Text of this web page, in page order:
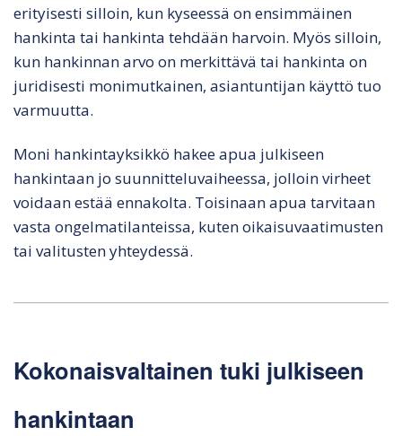
erityisesti silloin, kun kyseessä on ensimmäinen
hankinta tai hankinta tehdään harvoin. Myös silloin,
kun hankinnan arvo on merkittävä tai hankinta on
juridisesti monimutkainen, asiantuntijan käyttö tuo
varmuutta.
Moni hankintayksikkö hakee apua julkiseen
hankintaan jo suunnitteluvaiheessa, jolloin virheet
voidaan estää ennakolta. Toisinaan apua tarvitaan
vasta ongelmatilanteissa, kuten oikaisuvaatimusten
tai valitusten yhteydessä.
Kokonaisvaltainen tuki julkiseen
hankintaan